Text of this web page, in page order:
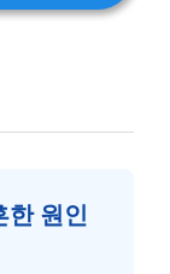
한 원인